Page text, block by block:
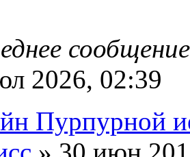
2026, 02:39
Пурпурной